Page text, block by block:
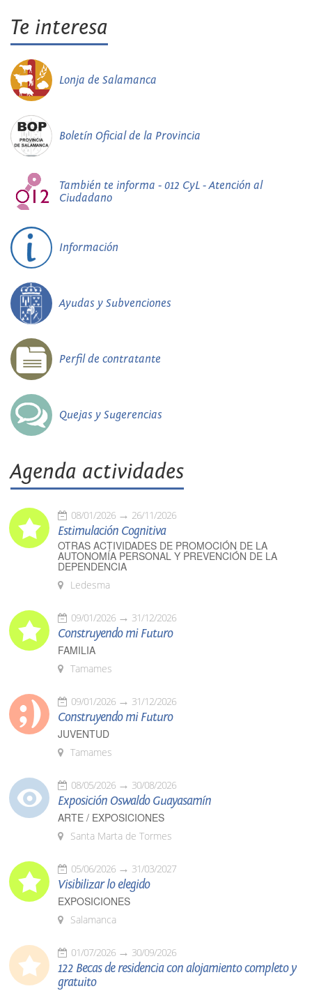
Te interesa
Lonja de Salamanca
Boletín Oficial de la Provincia
También te informa - 012 CyL - Atención al
Ciudadano
Información
Ayudas y Subvenciones
Perfil de contratante
Quejas y Sugerencias
Agenda actividades
08/01/2026 26/11/2026
Estimulación Cognitiva
OTRAS ACTIVIDADES DE PROMOCIÓN DE LA
AUTONOMÍA PERSONAL Y PREVENCIÓN DE LA
DEPENDENCIA
Ledesma
09/01/2026 31/12/2026
Construyendo mi Futuro
FAMILIA
Tamames
09/01/2026 31/12/2026
Construyendo mi Futuro
JUVENTUD
Tamames
08/05/2026 30/08/2026
Exposición Oswaldo Guayasamín
ARTE / EXPOSICIONES
Santa Marta de Tormes
05/06/2026 31/03/2027
Visibilizar lo elegido
EXPOSICIONES
Salamanca
01/07/2026 30/09/2026
122 Becas de residencia con alojamiento completo y
gratuito